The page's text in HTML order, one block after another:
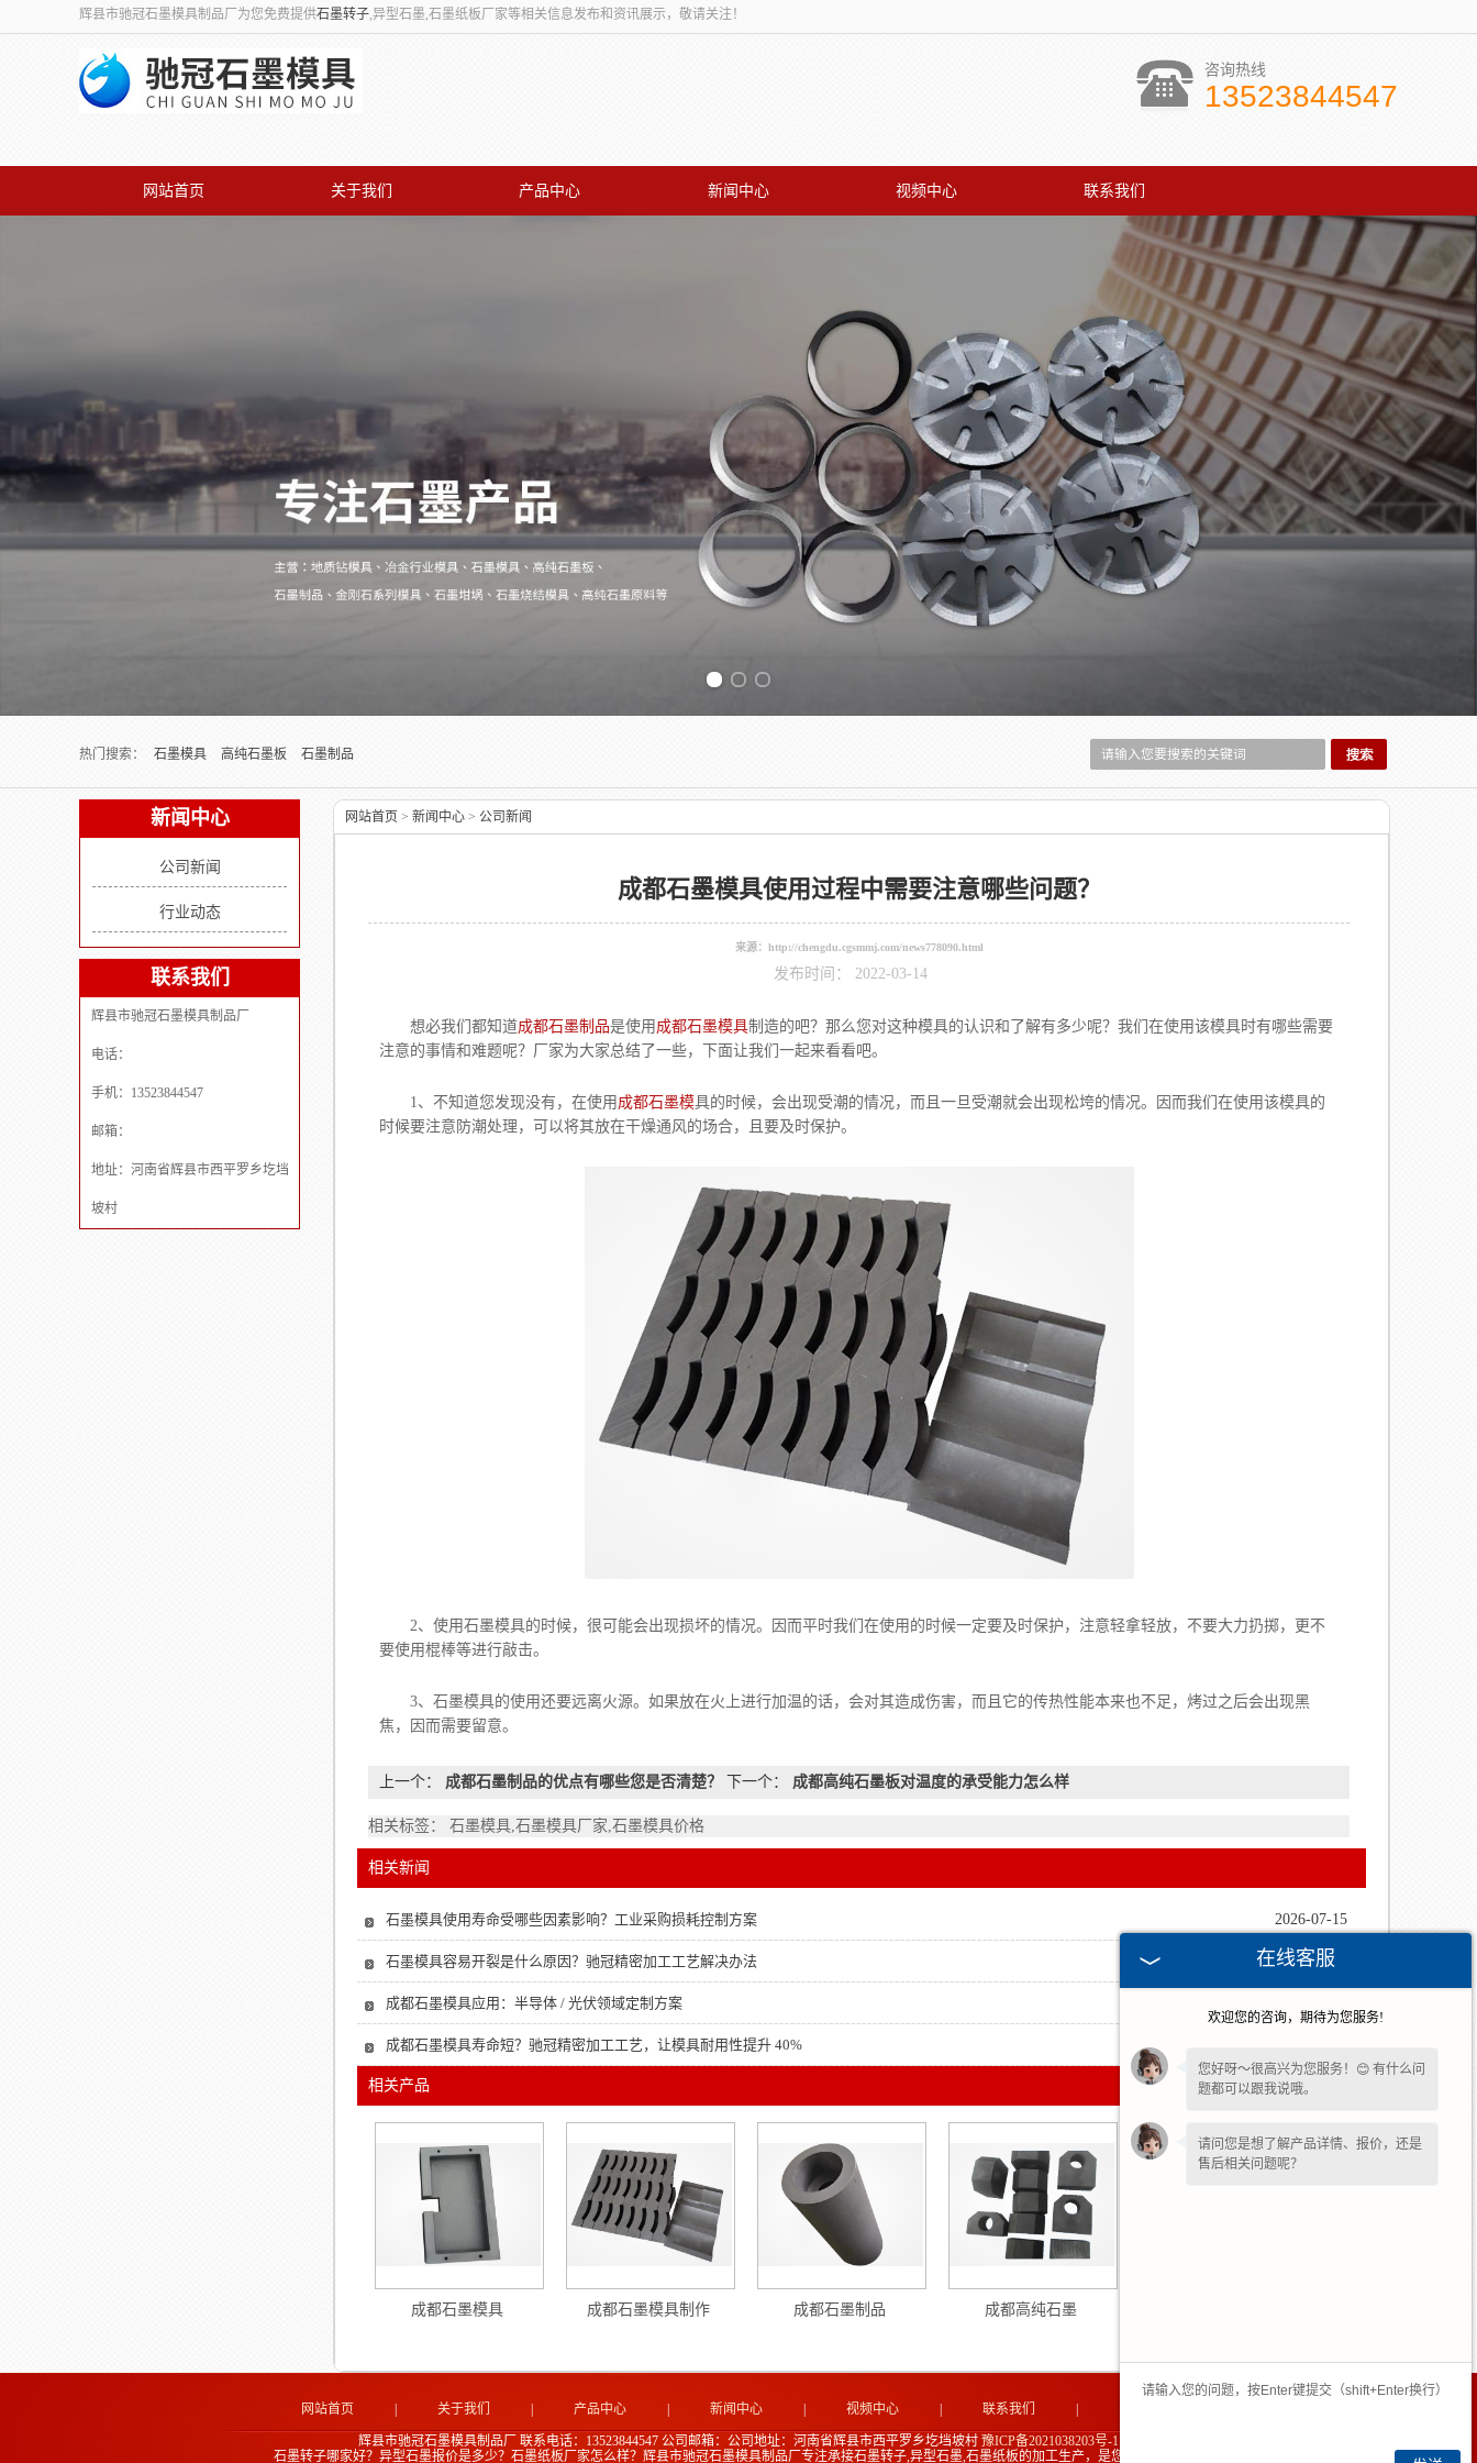
辉县市驰冠石墨模具制品厂为您免费提供石墨转子,异型石墨,石墨纸板厂家等相关信息发布和资讯展示，敬请关注！
咨询热线
13523844547
网站首页 关于我们 产品中心 新闻中心 视频中心 联系我们
热门搜索：
石墨模具 高纯石墨板 石墨制品
新闻中心
公司新闻
行业动态
联系我们
辉县市驰冠石墨模具制品厂
电话：
手机：13523844547
邮箱：
地址：河南省辉县市西平罗乡圪垱
坡村
网站首页 > 新闻中心 > 公司新闻
成都石墨模具使用过程中需要注意哪些问题？
来源： http://chengdu.cgsmmj.com/news778090.html
发布时间： 2022-03-14
想必我们都知道成都石墨制品是使用 成都石墨模具制造的吧？那么您对这种模具的认识和了解有多少呢？我们在使用该模具时有哪些需要
注意的事情和难题呢？厂家为大家总结了一些，下面让我们一起来看看吧。
1、不知道您发现没有，在使用 成都石墨模具的时候，会出现受潮的情况，而且一旦受潮就会出现松垮的情况。因而我们在使用该模具的
时候要注意防潮处理，可以将其放在干燥通风的场合，且要及时保护。
2、使用石墨模具的时候，很可能会出现损坏的情况。因而平时我们在使用的时候一定要及时保护，注意轻拿轻放，不要大力扔掷，更不
要使用棍棒等进行敲击。
3、石墨模具的使用还要远离火源。如果放在火上进行加温的话，会对其造成伤害，而且它的传热性能本来也不足，烤过之后会出现黑
焦，因而需要留意。
上一个： 成都石墨制品的优点有哪些您是否清楚？ 下一个： 成都高纯石墨板对温度的承受能力怎么样
相关标签： 石墨模具,石墨模具厂家,石墨模具价格
相关新闻
2026-07-15
石墨模具使用寿命受哪些因素影响？工业采购损耗控制方案
2026-06-18
石墨模具容易开裂是什么原因？驰冠精密加工工艺解决办法
成都石墨模具应用：半导体 / 光伏领域定制方案
成都石墨模具寿命短？驰冠精密加工工艺，让模具耐用性提升 40%
相关产品
成都石墨模具 成都石墨模具制作 成都石墨制品 成都高纯石墨
网站首页 关于我们 产品中心 新闻中心 视频中心 联系我们
辉县市驰冠石墨模具制品厂 联系电话：13523844547 公司邮箱： 公司地址：河南省辉县市西平罗乡圪垱坡村 豫ICP备2021038203号-1
石墨转子哪家好？异型石墨报价是多少？石墨纸板厂家怎么样？辉县市驰冠石墨模具制品厂专注承接石墨转子,异型石墨,石墨纸板的加工生产，是您不错的选择！
在线客服
欢迎您的咨询，期待为您服务!
您好呀～很高兴为您服务！😊 有什么问
题都可以跟我说哦。
请问您是想了解产品详情、报价，还是
售后相关问题呢？